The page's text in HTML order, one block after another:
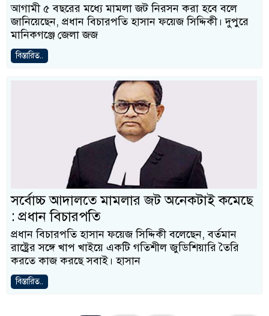
আগামী ৫ বছরের মধ্যে মামলা জট নিরসন করা হবে বলে
জানিয়েছেন, প্রধান বিচারপতি হাসান ফয়েজ সিদ্দিকী। দুপুরে
মানিকগঞ্জে জেলা জজ
বিস্তারিত..
সর্বোচ্চ আদালতে মামলার জট অনেকটাই কমেছে
: প্রধান বিচারপতি
প্রধান বিচারপতি হাসান ফয়েজ সিদ্দিকী বলেছেন, বর্তমান
রাষ্ট্রের সঙ্গে খাপ খাইয়ে একটি গতিশীল জুডিশিয়ারি তৈরি
করতে কাজ করছে সবাই। হাসান
বিস্তারিত..